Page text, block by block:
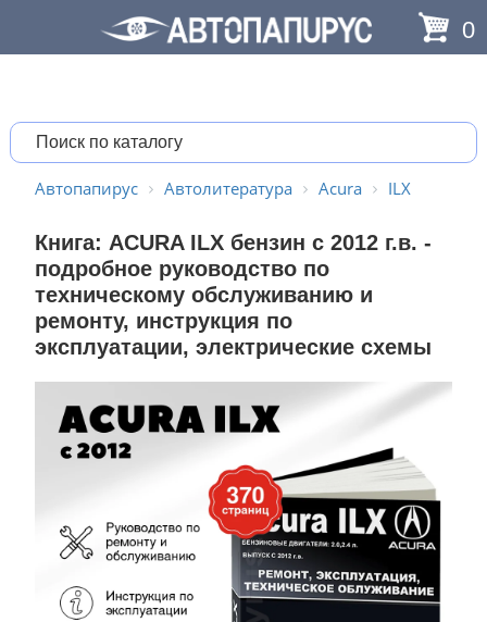
0
Автопапирус Автолитература Acura ILX
Книга: ACURA ILX бензин с 2012 г.в. -
подробное руководство по
техническому обслуживанию и
ремонту, инструкция по
эксплуатации, электрические схемы